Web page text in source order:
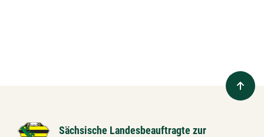
Sächsische Landesbeauftragte zur